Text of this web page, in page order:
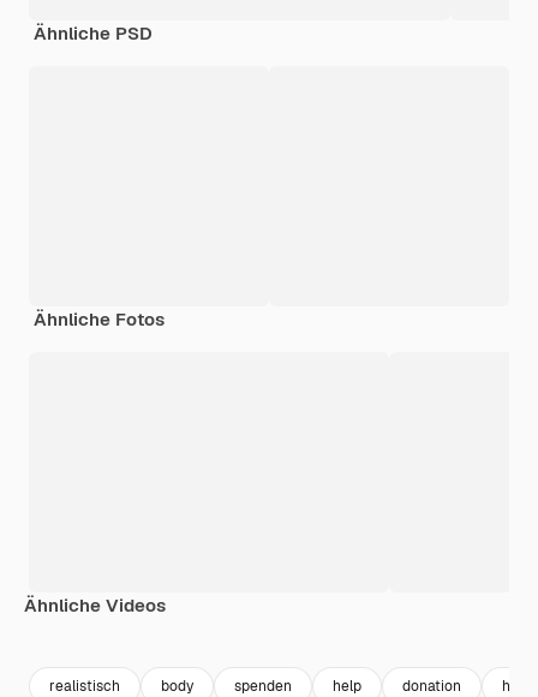
Ähnliche PSD
Ähnliche Fotos
Ähnliche Videos
realistisch body spenden help donation